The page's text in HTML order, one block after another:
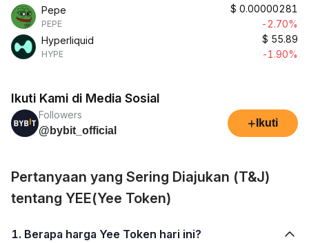
Pepe
PEPE
$ 0.00000281
-2.70%
Hyperliquid
HYPE
$ 55.89
-1.90%
Ikuti Kami di Media Sosial
Followers
@bybit_official
+ Ikuti
Pertanyaan yang Sering Diajukan (T&J)
tentang YEE(Yee Token)
1. Berapa harga Yee Token hari ini?